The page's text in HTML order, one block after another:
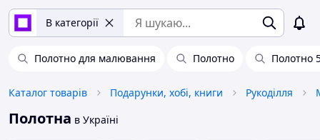
В категорії
Полотно для малювання Полотно Полотно
Каталог товарів Подарунки, хобі, книги Рукоділля
Полотна в Україні